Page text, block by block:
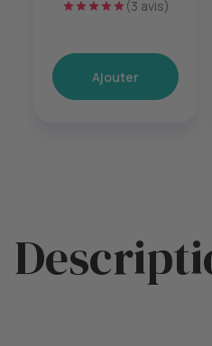
(3 avis)
Ajouter